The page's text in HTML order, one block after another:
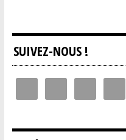
SUIVEZ-NOUS !